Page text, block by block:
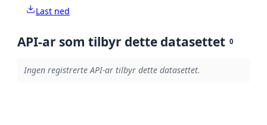
Last ned
API-ar som tilbyr dette datasettet 0
Ingen registrerte API-ar tilbyr dette datasettet.